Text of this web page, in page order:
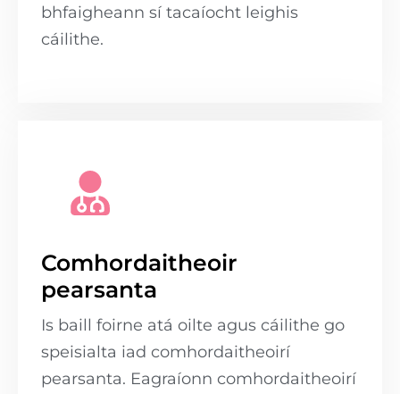
bhfaigheann sí tacaíocht leighis
cáilithe.
Comhordaitheoir
pearsanta
Is baill foirne atá oilte agus cáilithe go
speisialta iad comhordaitheoirí
pearsanta. Eagraíonn comhordaitheoirí